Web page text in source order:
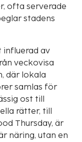
ofta serverade
stadens
influerad av
veckovisa
där lokala
samlas för
ost till
rätter, till
Thursday, är
näring, utan en